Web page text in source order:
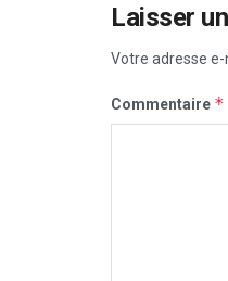
Laisser
Votre adresse e-
Commentaire *